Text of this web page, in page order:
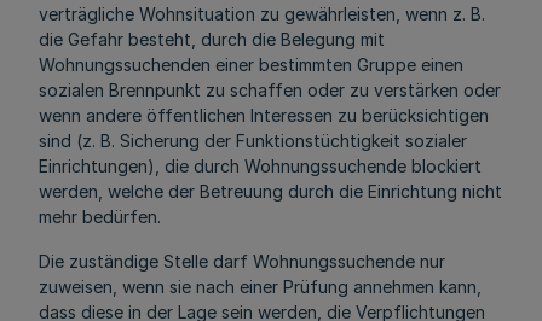
verträgliche Wohnsituation zu gewährleisten, wenn z. B.
die Gefahr besteht, durch die Belegung mit
Wohnungssuchenden einer bestimmten Gruppe einen
sozialen Brennpunkt zu schaffen oder zu verstärken oder
wenn andere öffentlichen Interessen zu berücksichtigen
sind (z. B. Sicherung der Funktionstüchtigkeit sozialer
Einrichtungen), die durch Wohnungssuchende blockiert
werden, welche der Betreuung durch die Einrichtung nicht
mehr bedürfen.
Die zuständige Stelle darf Wohnungssuchende nur
zuweisen, wenn sie nach einer Prüfung annehmen kann,
dass diese in der Lage sein werden, die Verpflichtungen